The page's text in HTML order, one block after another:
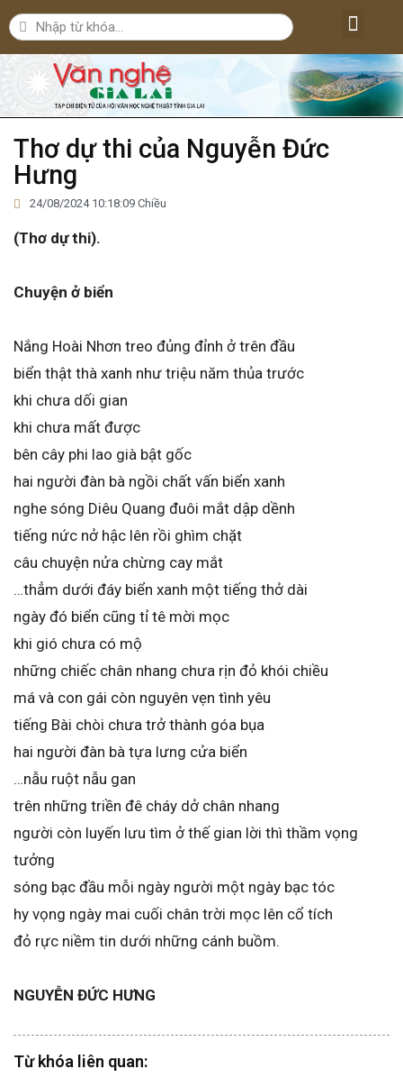
Thơ dự thi của Nguyễn Đức
Hưng
24/08/2024 10:18:09 Chiều
(Thơ dự thi).
Chuyện ở biển
Nắng Hoài Nhơn treo đủng đỉnh ở trên đầu
biển thật thà xanh như triệu năm thủa trước
khi chưa dối gian
khi chưa mất được
bên cây phi lao già bật gốc
hai người đàn bà ngồi chất vấn biển xanh
nghe sóng Diêu Quang đuôi mắt dập dềnh
tiếng nức nở hậc lên rồi ghìm chặt
câu chuyện nửa chừng cay mắt
…thẳm dưới đáy biển xanh một tiếng thở dài
ngày đó biển cũng tỉ tê mời mọc
khi gió chưa có mộ
những chiếc chân nhang chưa rịn đỏ khói chiều
má và con gái còn nguyên vẹn tình yêu
tiếng Bài chòi chưa trở thành góa bụa
hai người đàn bà tựa lưng cửa biển
…nẫu ruột nẫu gan
trên những triền đê cháy dở chân nhang
người còn luyến lưu tìm ở thế gian lời thì thầm vọng
tưởng
sóng bạc đầu mỗi ngày người một ngày bạc tóc
hy vọng ngày mai cuối chân trời mọc lên cổ tích
đỏ rực niềm tin dưới những cánh buồm.
NGUYỄN ĐỨC HƯNG
Từ khóa liên quan: